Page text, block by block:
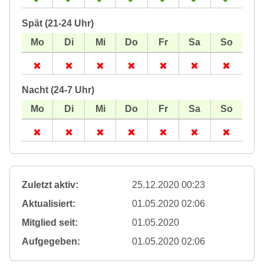
Spät (21-24 Uhr)
Nacht (24-7 Uhr)
Zuletzt aktiv:
25.12.2020 00:23
Aktualisiert:
01.05.2020 02:06
Mitglied seit:
01.05.2020
Aufgegeben:
01.05.2020 02:06